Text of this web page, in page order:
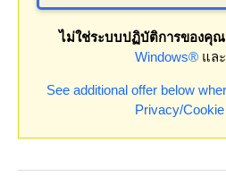
ไม่ใช่ระบบปฏิบัติการของคุ
Windows® และ
See additional offer below
Privacy/